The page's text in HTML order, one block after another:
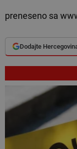
preneseno sa
Dodajte